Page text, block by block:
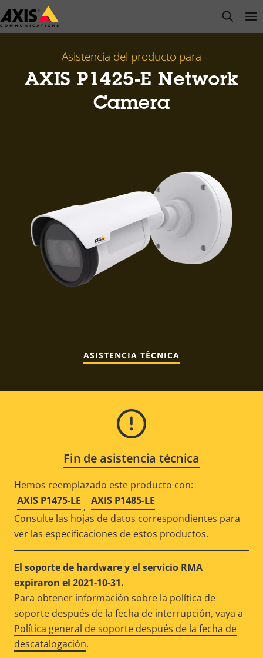
Saltar
al
open
Asistencia del producto para
AXIS P1425-E Network
Camera
ASISTENCIA TÉCNICA
Fin de asistencia técnica
Hemos reemplazado este producto con:
AXIS P1475-LE , AXIS P1485-LE
Consulte las hojas de datos correspondientes para
ver las especificaciones de estos productos.
El soporte de hardware y el servicio RMA
expiraron el 2021-10-31.
Para obtener información sobre la política de
soporte después de la fecha de interrupción, vaya a
Política general de soporte después de la fecha de
descatalogación.